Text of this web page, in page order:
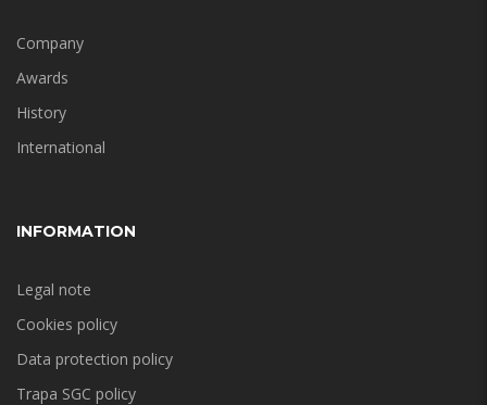
Company
Awards
History
International
INFORMATION
Legal note
Cookies policy
Data protection policy
Trapa SGC policy